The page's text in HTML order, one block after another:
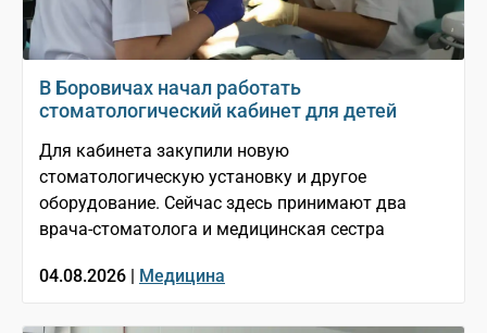
В Боровичах начал работать
стоматологический кабинет для детей
Для кабинета закупили новую
стоматологическую установку и другое
оборудование. Сейчас здесь принимают два
врача-стоматолога и медицинская сестра
04.08.2026 | Медицина